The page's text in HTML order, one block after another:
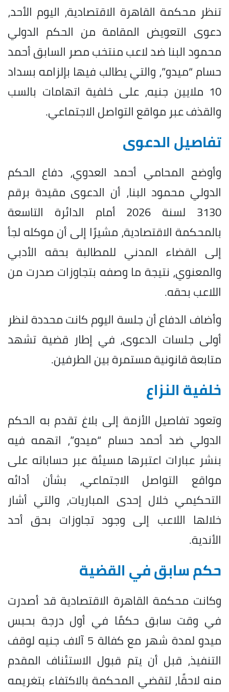
تنظر محكمة القاهرة الاقتصادية، اليوم الأحد،
دعوى التعويض المقامة من الحكم الدولي
محمود البنا ضد لاعب منتخب مصر السابق أحمد
حسام “ميدو”، والتي يطالب فيها بإلزامه بسداد
10 ملايين جنيه، على خلفية اتهامات بالسب
والقذف عبر مواقع التواصل الاجتماعي.
تفاصيل الدعوى
وأوضح المحامي أحمد العدوي، دفاع الحكم
الدولي محمود البنا، أن الدعوى مقيدة برقم
3130 لسنة 2026 أمام الدائرة التاسعة
بالمحكمة الاقتصادية، مشيرًا إلى أن موكله لجأ
إلى القضاء المدني للمطالبة بحقه الأدبي
والمعنوي، نتيجة ما وصفه بتجاوزات صدرت من
اللاعب بحقه.
وأضاف الدفاع أن جلسة اليوم كانت محددة لنظر
أولى جلسات الدعوى، في إطار قضية تشهد
متابعةقانونيةمستمرة بين الطرفين.
خلفية النزاع
وتعود تفاصيل الأزمة إلى بلاغ تقدم به الحكم
الدولي ضد أحمد حسام “ميدو”، اتهمه فيه
بنشر عبارات اعتبرها مسيئة عبر حساباته على
مواقع التواصل الاجتماعي، بشأن أدائه
التحكيمي خلال إحدى المباريات، والتي أشار
خلالها اللاعب إلى وجود تجاوزات بحق أحد
الأندية.
حكم سابق في القضية
وكانت محكمة القاهرة الاقتصادية قد أصدرت
في وقت سابق حكمًا في أول درجة بحبس
ميدو لمدة شهر مع كفالة 5 آلاف جنيه لوقف
التنفيذ، قبل أن يتم قبول الاستئناف المقدم
منه لاحقًا، لتقضي المحكمة بالاكتفاء بتغريمه